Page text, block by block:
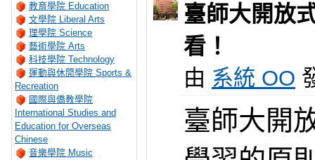
教育學院 Education
文學院 Liberal Arts
理學院 Science
藝術學院 Arts
科技學院 Technology
運動與休閒學院 Sports &
Recreation
國際與僑教學院
International Studies and
Education for Overseas
Chinese
音樂學院 Music
臺師大開放
看！
由 系統 OO
臺師大開